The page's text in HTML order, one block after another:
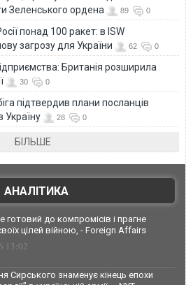
Зеленського ордена
89 0
понад 100 ракет: в ISW
загрозу для України
62 0
Британія розширила
30 0
підтвердив плани посланців
Україну
28 0
БІЛЬШЕ
АНАЛІТИКА
готовий до компромісів і прагне
цілей війною, - Foreign Affairs
13:02
Сирського знаменує кінець епохи